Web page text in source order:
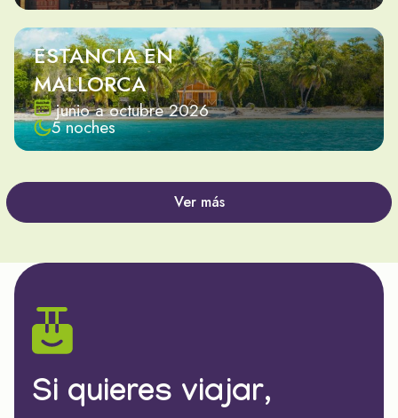
ESTANCIA EN
MALLORCA
junio a octubre 2026
5 noches
Ver más
Si quieres viajar,